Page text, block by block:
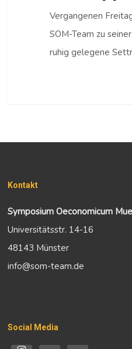
Vergangenen
SOM-Team zu
ruhig gelegene
Kontakt
Symposium Oeconomicum
Universitätsstr. 14-16
48143 Münster
info@som-team.de
Social Media